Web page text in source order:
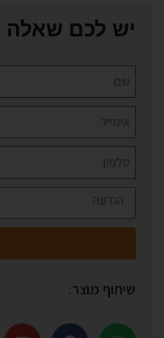
יש לכם שאלה
שיתוף מוצר: